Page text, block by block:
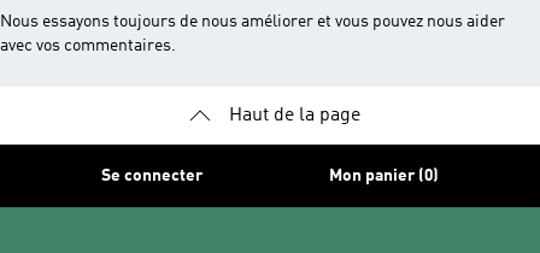
Nous essayons toujours de nous améliorer et vous pouvez nous aider
avec vos commentaires.
Haut de la page
Se connecter Mon panier (0)